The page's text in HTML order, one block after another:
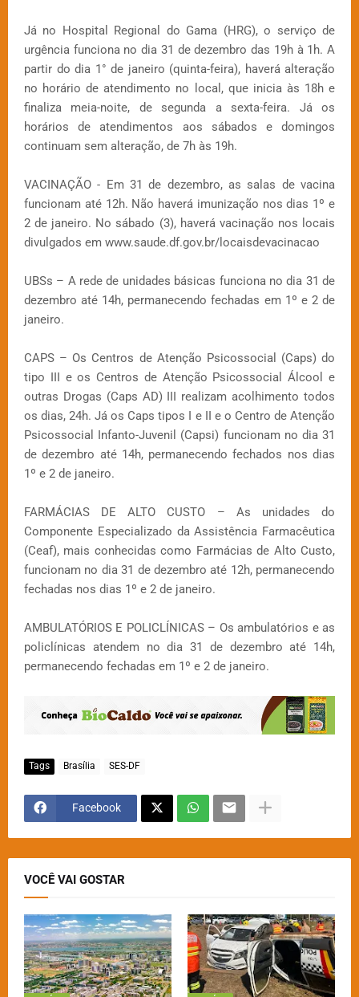
Já no Hospital Regional do Gama (HRG), o serviço de
urgência funciona no dia 31 de dezembro das 19h à 1h. A
partir do dia 1° de janeiro (quinta-feira), haverá alteração
no horário de atendimento no local, que inicia às 18h e
finaliza meia-noite, de segunda a sexta-feira. Já os
horários de atendimentos aos sábados e domingos
continuam sem alteração, de 7h às 19h.
VACINAÇÃO - Em 31 de dezembro, as salas de vacina
funcionam até 12h. Não haverá imunização nos dias 1º e
2 de janeiro. No sábado (3), haverá vacinação nos locais
divulgados em www.saude.df.gov.br/locaisdevacinacao
UBSs – A rede de unidades básicas funciona no dia 31 de
dezembro até 14h, permanecendo fechadas em 1º e 2 de
janeiro.
CAPS – Os Centros de Atenção Psicossocial (Caps) do
tipo III e os Centros de Atenção Psicossocial Álcool e
outras Drogas (Caps AD) III realizam acolhimento todos
os dias, 24h. Já os Caps tipos I e II e o Centro de Atenção
Psicossocial Infanto-Juvenil (Capsi) funcionam no dia 31
de dezembro até 14h, permanecendo fechados nos dias
1º e 2 de janeiro.
FARMÁCIAS DE ALTO CUSTO – As unidades do
Componente Especializado da Assistência Farmacêutica
(Ceaf), mais conhecidas como Farmácias de Alto Custo,
funcionam no dia 31 de dezembro até 12h, permanecendo
fechadas nos dias 1º e 2 de janeiro.
AMBULATÓRIOS E POLICLÍNICAS – Os ambulatórios e as
policlínicas atendem no dia 31 de dezembro até 14h,
permanecendo fechadas em 1º e 2 de janeiro.
Tags Brasília SES-DF
Facebook
VOCÊ VAI GOSTAR